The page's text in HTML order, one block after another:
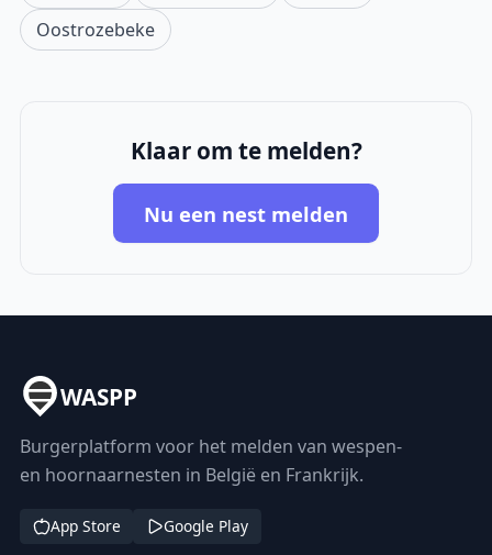
Oostrozebeke
Klaar om te melden?
Nu een nest melden
WASPP
Burgerplatform voor het melden van wespen-
en hoornaarnesten in België en Frankrijk.
App Store Google Play